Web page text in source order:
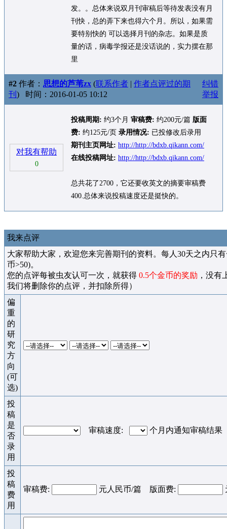
发。。总体来说双月刊审稿后等待发表没有月
刊快，总的弄下来也得六个月。所以，如果需
要特别快的 可以选择月刊的杂志。如果是质
量的话，病毒学报还是没话说的，实力摆在那
里
#2 作者： 思想的芦苇zx (联系作者 | 作者点评过的期
刊 ) 时间：2016-01-05 10:12
纠错
举报
对我有帮助
0
投稿周期: 约3个月 审稿费: 约200元/篇 版面
费: 约125元/页 录用情况: 已投修改后录用
期刊主页网址: http://http://bdxb.qikann.com/
在线投稿网址: http://http://bdxb.qikann.com/
总共花了2700，它还要收英文的摘要审稿费
400.总体来说投稿速度还是挺快的。
我来点评
大家帮助大家，欢迎您来完善期刊的资料。每人30天之内只
币>50)。
您的点评每被虫友认可一次，就获得 0.5个金币的奖励 ，没有
我们将删除你的点评，并扣除所得）
偏
重
的
研
究
方
向
(可
选)
投
稿
是
否
录
用
审稿速度: 个月内通知审稿结果
投
稿
费
用
审稿费: 元人民币/篇 版面费: